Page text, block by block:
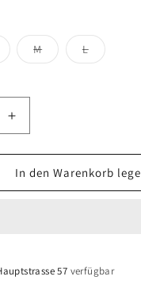
MVariante
ausverkauft
LVariante
Erhöhe
die
Menge
für
HERRLICHER
In den Warenkorb
57 verfügbar